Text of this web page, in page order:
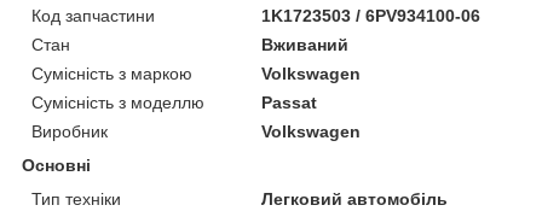
Код запчастини
1K1723503 / 6PV934100-06
Стан
Вживаний
Сумісність з маркою
Volkswagen
Сумісність з моделлю
Passat
Виробник
Volkswagen
Основні
Тип техніки
Легковий автомобіль